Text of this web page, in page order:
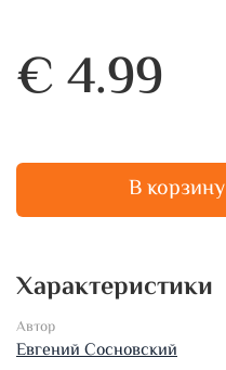
€ 4.99
В корзину
Характеристики
Автор
Евгений Сосновский